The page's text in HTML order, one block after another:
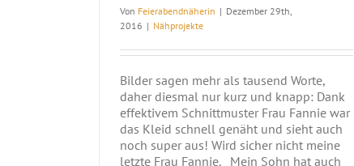
Von Feierabendnäherin | Dezember 29th,
2016 | Nähprojekte
Bilder sagen mehr als tausend Worte,
daher diesmal nur kurz und knapp: Dank
effektivem Schnittmuster Frau Fannie war
das Kleid schnell genäht und sieht auch
noch super aus! Wird sicher nicht meine
letzte Frau Fannie. Mein Sohn hat auch